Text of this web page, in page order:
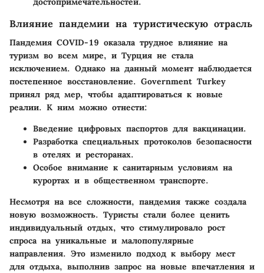
Влияние пандемии на туристическую отрасль
Пандемия COVID-19 оказала трудное влияние на
туризм во всем мире, и Турция не стала
исключением. Однако на данный момент наблюдается
постепенное восстановление. Government Turkey
принял ряд мер, чтобы адаптироваться к новые
реалии. К ним можно отнести:
Введение цифровых паспортов для вакцинации.
Разработка специальных протоколов безопасности
в отелях и ресторанах.
Особое внимание к санитарным условиям на
курортах и в общественном транспорте.
Несмотря на все сложности, пандемия также создала
новую возможность. Туристы стали более ценить
индивидуальный отдых, что стимулировало рост
спроса на уникальные и малопопулярные
направления. Это изменило подход к выбору мест
для отдыха, выполнив запрос на новые впечатления и